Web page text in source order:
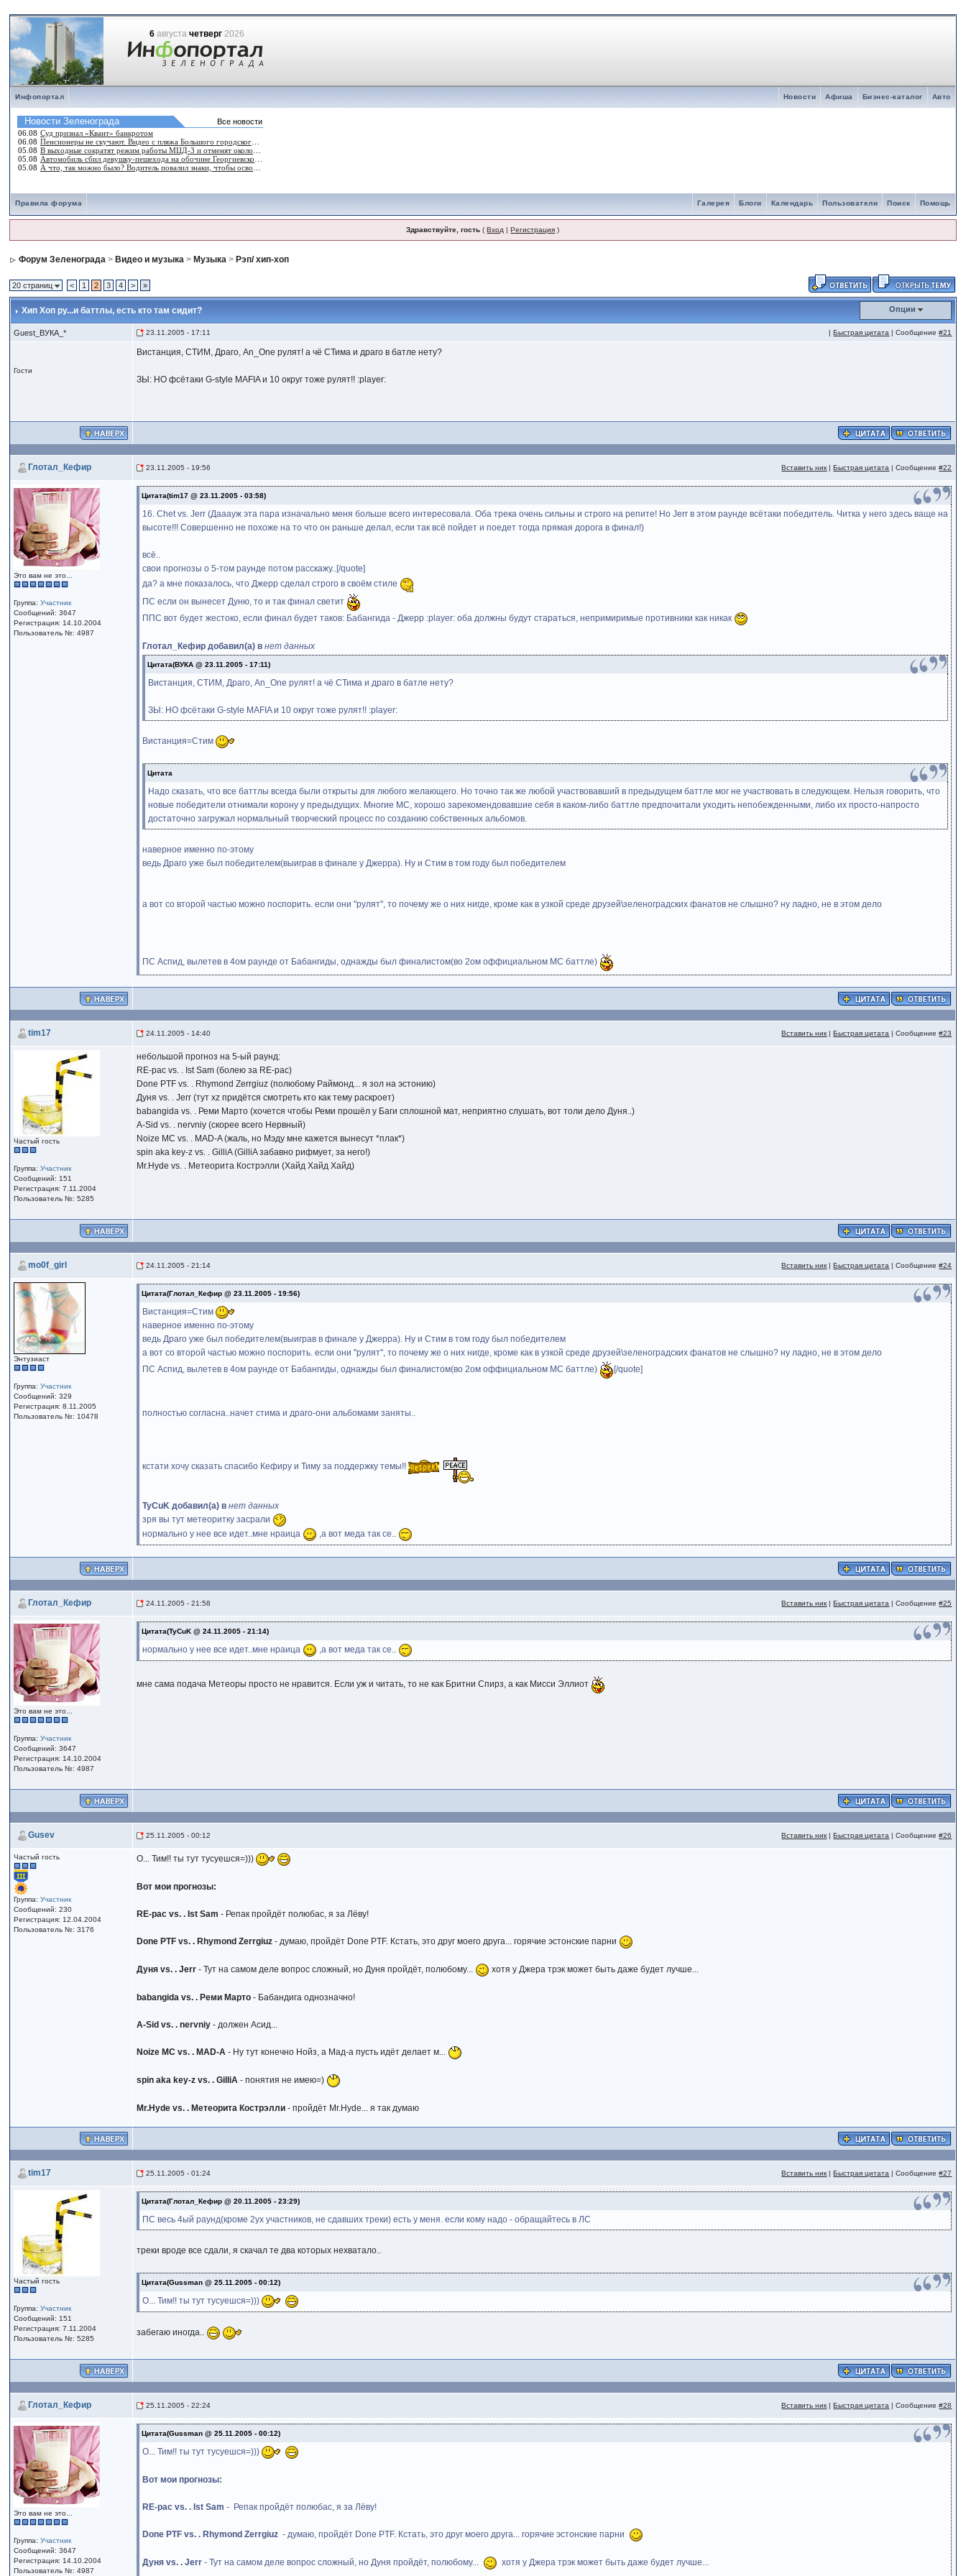
6 августачетверг 2026
Инфопортал Авто
Бизнес-каталог
Афиша
Новости
Правила форума Помощь
Поиск
Пользователи
Календарь
Блоги
Галерея
Здравствуйте, гость (Вход |Регистрация )
Форум Зеленограда > Видео и музыка > Музыка > Рэп/ хип-хоп
20 страниц < 1 2 3 4 > »
Хип Хоп ру...и баттлы, есть кто там сидит? Опции
Guest_ВУКА_* 23.11.2005 - 17:11 |Быстрая цитата | Сообщение#21
Гости
Вистанция, СТИМ, Драго, An_One рулят! а чё СТима и драго в батле нету?
ЗЫ: НО фсётаки G-style MAFIA и 10 округ тоже рулят!! :player:
Глотал_Кефир 23.11.2005 - 19:56 Вставить ник |Быстрая цитата | Сообщение#22
Это вам не это...
Группа:Участник
Сообщений: 3647
Регистрация: 14.10.2004
Пользователь №: 4987
Цитата(tim17 @ 23.11.2005 - 03:58)
16. Chet vs. Jerr (Дааауж эта пара изначально меня больше всего интересовала. Оба трека очень сильны и строго на репите! Но Jerr в этом раунде всётаки победитель. Читка у него здесь ваще на
высоте!!! Совершенно не похоже на то что он раньше делал, если так всё пойдет и поедет тогда прямая дорога в финал!)
всё..
свои прогнозы о 5-том раунде потом расскажу..[/quote]
да? а мне показалось, что Джерр сделал строго в своём стиле
ПС если он вынесет Дуню, то и так финал светит
ППС вот будет жестоко, если финал будет таков: Бабангида - Джерр :player: оба должны будут стараться, непримиримые противники как никак
Глотал_Кефир добавил(а) внет данных
Цитата(ВУКА @ 23.11.2005 - 17:11)
Вистанция, СТИМ, Драго, An_One рулят! а чё СТима и драго в батле нету?
ЗЫ: НО фсётаки G-style MAFIA и 10 округ тоже рулят!! :player:
Вистанция=Стим
Цитата
Надо сказать, что все баттлы всегда были открыты для любого желающего. Но точно так же любой участвовавший в предыдущем баттле мог не участвовать в следующем. Нельзя говорить, что
новые победители отнимали корону у предыдущих. Многие МС, хорошо зарекомендовавшие себя в каком-либо баттле предпочитали уходить непобежденными, либо их просто-напросто
достаточно загружал нормальный творческий процесс по созданию собственных альбомов.
наверное именно по-этому
ведь Драго уже был победителем(выиграв в финале у Джерра). Ну и Стим в том году был победителем
а вот со второй частью можно поспорить. если они "рулят", то почему же о них нигде, кроме как в узкой среде друзей\зеленоградских фанатов не слышно? ну ладно, не в этом дело
ПС Аспид, вылетев в 4ом раунде от Бабангиды, однажды был финалистом(во 2ом оффициальном МС баттле)
tim17 24.11.2005 - 14:40 Вставить ник |Быстрая цитата | Сообщение#23
Частый гость
Группа:Участник
Сообщений: 151
Регистрация: 7.11.2004
Пользователь №: 5285
небольшой прогноз на 5-ый раунд:
RE-pac vs. . Ist Sam (болею за RE-pac)
Done PTF vs. . Rhymond Zerrgiuz (полюбому Раймонд... я зол на эстонию)
Дуня vs. . Jerr (тут xz придётся смотреть кто как тему раскроет)
babangida vs. . Реми Марто (хочется чтобы Реми прошёл у Баги сплошной мат, неприятно слушать, вот толи дело Дуня..)
A-Sid vs. . nervniy (скорее всего Нервный)
Noize MC vs. . MAD-A (жаль, но Мэду мне кажется вынесут *плак*)
spin aka key-z vs. . GilliA (GilliA забавно рифмует, за него!)
Mr.Hyde vs. . Метеорита Кострэлли (Хайд Хайд Хайд)
mo0f_girl 24.11.2005 - 21:14 Вставить ник |Быстрая цитата | Сообщение#24
Энтузиаст
Группа:Участник
Сообщений: 329
Регистрация: 8.11.2005
Пользователь №: 10478
Цитата(Глотал_Кефир @ 23.11.2005 - 19:56)
Вистанция=Стим
наверное именно по-этому
ведь Драго уже был победителем(выиграв в финале у Джерра). Ну и Стим в том году был победителем
а вот со второй частью можно поспорить. если они "рулят", то почему же о них нигде, кроме как в узкой среде друзей\зеленоградских фанатов не слышно? ну ладно, не в этом дело
ПС Аспид, вылетев в 4ом раунде от Бабангиды, однажды был финалистом(во 2ом оффициальном МС баттле)
[/quote]
полностью согласна..начет стима и драго-они альбомами заняты..
кстати хочу сказать спасибо Кефиру и Тиму за поддержку темы!!
TyCuK добавил(а) внет данных
зря вы тут метеоритку засрали
нормально у нее все идет..мне нраица
,а вот меда так се..
Глотал_Кефир 24.11.2005 - 21:58 Вставить ник |Быстрая цитата | Сообщение#25
Это вам не это...
Группа:Участник
Сообщений: 3647
Регистрация: 14.10.2004
Пользователь №: 4987
Цитата(TyCuK @ 24.11.2005 - 21:14)
нормально у нее все идет..мне нраица ,а вот меда так се..
мне сама подача Метеоры просто не нравится. Если уж и читать, то не как Бритни Спирз, а как Мисси Эллиот
Gusev 25.11.2005 - 00:12 Вставить ник |Быстрая цитата | Сообщение#26
Частый гость
Группа:Участник
Сообщений: 230
Регистрация: 12.04.2004
Пользователь №: 3176
О... Тим!! ты тут тусуешся=)))
Вот мои прогнозы:
RE-pac vs. . Ist Sam- Репак пройдёт полюбас, я за Лёву!
Done PTF vs. . Rhymond Zerrgiuz - думаю, пройдёт Done PTF. Кстать, это друг моего друга... горячие эстонские парни
Дуня vs. . Jerr- Тут на самом деле вопрос сложный, но Дуня пройдёт, полюбому... хотя у Джера трэк может быть даже будет лучше...
babangida vs. . Реми Марто - Бабандига однозначно!
A-Sid vs. . nervniy - должен Асид...
Noize MC vs. . MAD-A - Ну тут конечно Нойз, а Мад-а пусть идёт делает м...
spin aka key-z vs. . GilliA - понятия не имею=)
Mr.Hyde vs. . Метеорита Кострэлли - пройдёт Mr.Hyde... я так думаю
tim17 25.11.2005 - 01:24 Вставить ник |Быстрая цитата | Сообщение#27
Частый гость
Группа:Участник
Сообщений: 151
Регистрация: 7.11.2004
Пользователь №: 5285
Цитата(Глотал_Кефир @ 20.11.2005 - 23:29)
ПС весь 4ый раунд(кроме 2ух участников, не сдавших треки) есть у меня. если кому надо - обращайтесь в ЛС
треки вроде все сдали, я скачал те два которых нехватало..
Цитата(Gussman @ 25.11.2005 - 00:12)
О... Тим!! ты тут тусуешся=)))
забегаю иногда..
Глотал_Кефир 25.11.2005 - 22:24 Вставить ник |Быстрая цитата | Сообщение#28
Это вам не это...
Группа:Участник
Сообщений: 3647
Регистрация: 14.10.2004
Пользователь №: 4987
Цитата(Gussman @ 25.11.2005 - 00:12)
О... Тим!! ты тут тусуешся=)))
Вот мои прогнозы:
RE-pac vs. . Ist Sam- Репак пройдёт полюбас, я за Лёву!
Done PTF vs. . Rhymond Zerrgiuz - думаю, пройдёт Done PTF. Кстать, это друг моего друга... горячие эстонские парни
Дуня vs. . Jerr- Тут на самом деле вопрос сложный, но Дуня пройдёт, полюбому... хотя у Джера трэк может быть даже будет лучше...